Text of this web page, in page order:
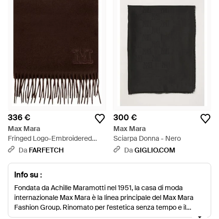
336 €
Max Mara
Fringed Logo-Embroidered
Scarf - Nero
Da FARFETCH
300 €
Max Mara
Sciarpa Donna - Nero
DaGIGLIO.COM
Info su :
Fondata da Achille Maramotti nel 1951, la casa di moda
internazionale Max Mara è la linea principale del Max Mara
Fashion Group. Rinomato per l'estetica senza tempo e il
design sofisticato, Max Mara tiene ad ogni minimo dettaglio.